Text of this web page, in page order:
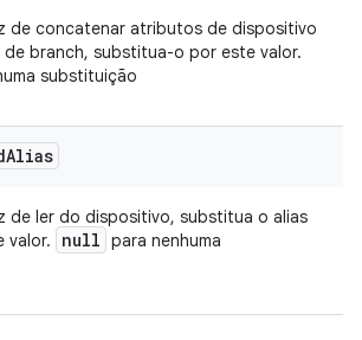
de concatenar atributos de dispositivo
branch, substitua-o por este valor.
substituição
Alias
de ler do dispositivo, substitua o alias
valor.
null para nenhuma